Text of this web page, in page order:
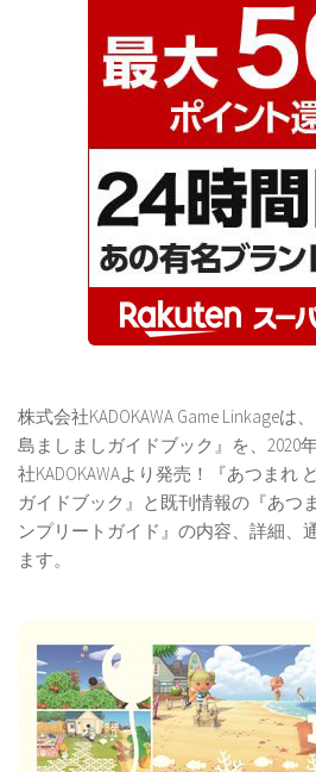
株式会社KADOKAWA Game Linkage
島ましましガイドブック』を、2020
社KADOKAWAより発売！『あつまれ
ガイドブック』と既刊情報の『あつ
ンプリートガイド』の内容、詳細、
ます。